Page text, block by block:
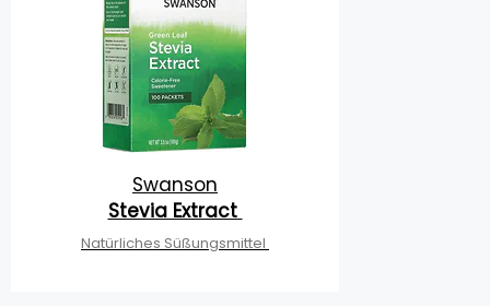
Swanson
Stevia Extract
Natürliches Süßungsmittel